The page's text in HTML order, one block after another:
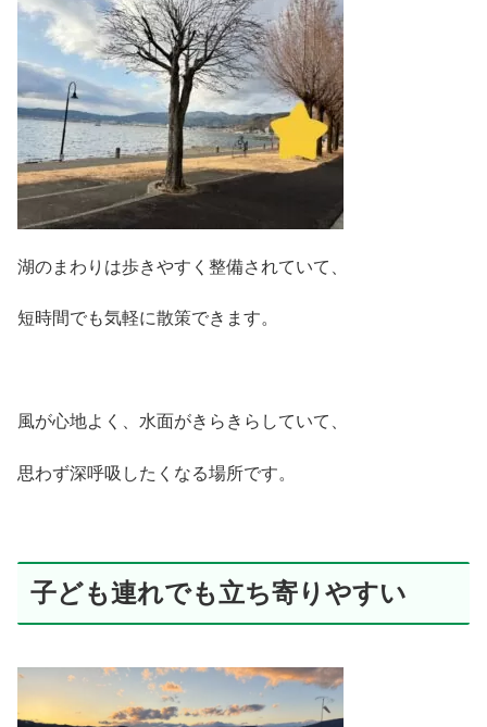
湖のまわりは歩きやすく整備されていて、
短時間でも気軽に散策できます。
風が心地よく、水面がきらきらしていて、
思わず深呼吸したくなる場所です。
子ども連れでも立ち寄りやすい